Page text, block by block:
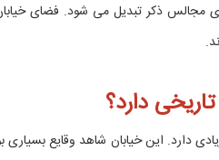
مجالس ذکر تبدیل می شود. فضای
دارد؟
دارد. این خیابان شاهد وقایع